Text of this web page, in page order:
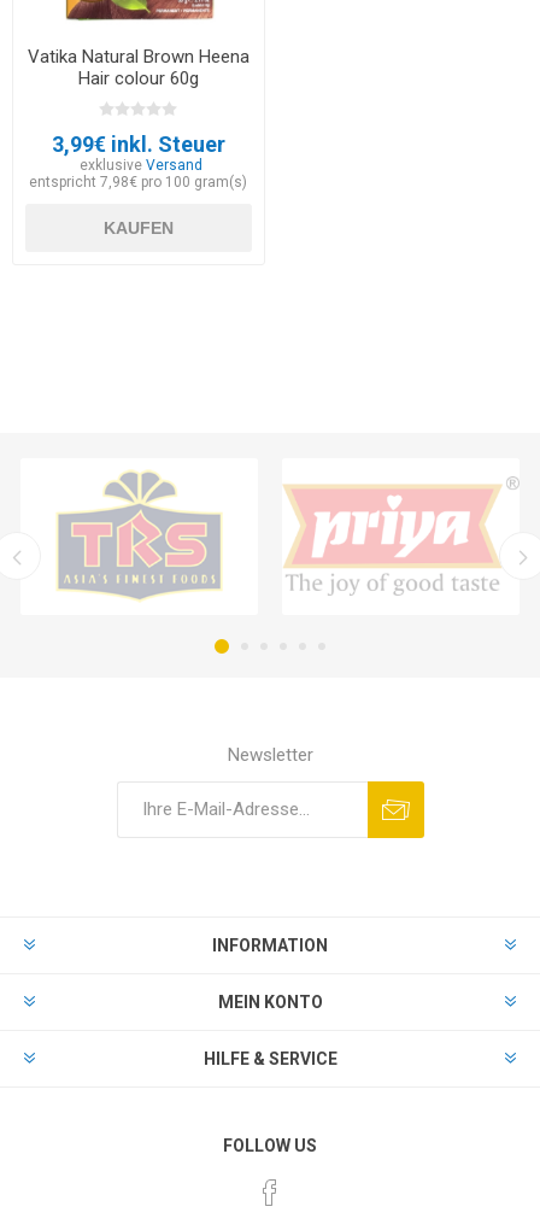
Vatika Natural Brown Heena
Hair colour 60g
3,99€ inkl. Steuer
exklusiveVersand
entspricht 7,98€ pro 100 gram(s)
KAUFEN
Newsletter
INFORMATION
MEIN KONTO
HILFE & SERVICE
FOLLOW US